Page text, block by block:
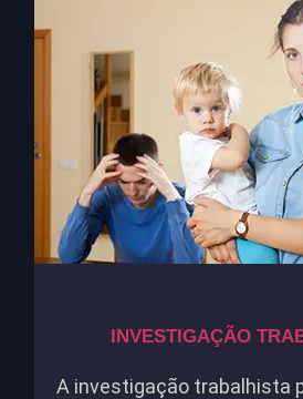
INVESTIGAÇÃO
A investigação trabalhista